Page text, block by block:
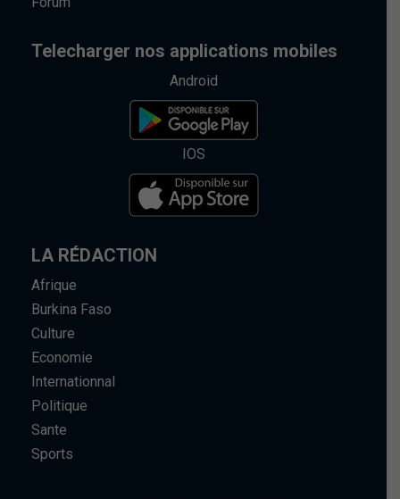
Telecharger nos applications mobiles
Android
IOS
LA RÉDACTION
Afrique
Burkina Faso
Culture
Economie
Internationnal
Politique
Sante
Sports